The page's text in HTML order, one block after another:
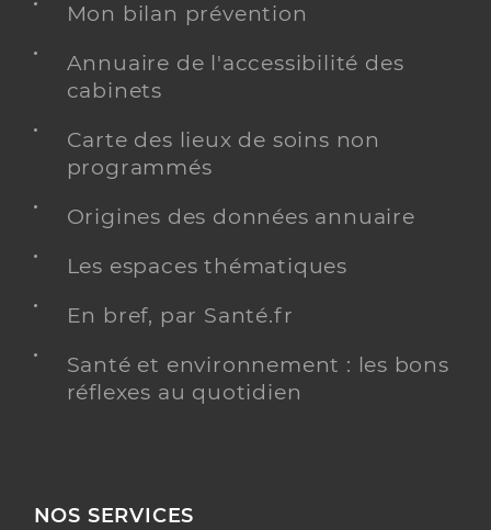
Mon bilan prévention
Annuaire de l'accessibilité des
cabinets
Carte des lieux de soins non
programmés
Origines des données annuaire
Les espaces thématiques
En bref, par Santé.fr
Santé et environnement : les bons
réflexes au quotidien
NOS SERVICES